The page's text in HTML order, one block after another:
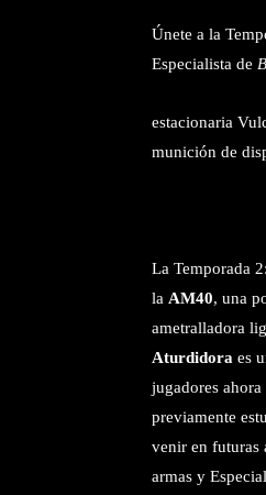
Únete a la
Especialista de
estacionaria
munición de
La Temporada 2:
la AM40, una
ametralladora
Aturdidora es
jugadores
previamente
venir en futuras
armas y